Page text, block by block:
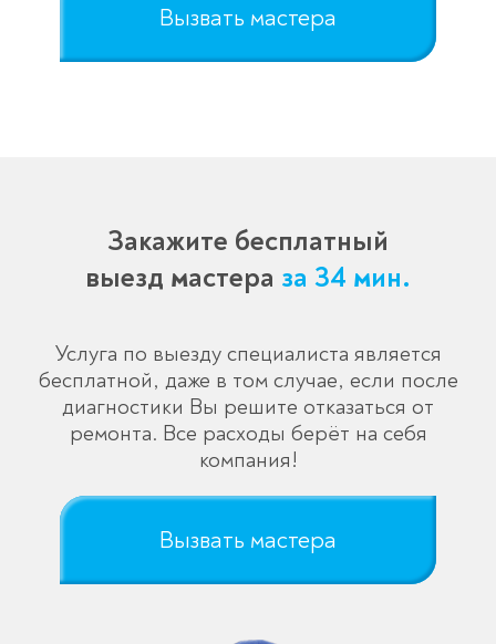
Вызвать мастера
Закажите бесплатный
выезд мастера за 34 мин.
Услуга по выезду специалиста является
бесплатной, даже в том случае, если после
диагностики Вы решите отказаться от
ремонта. Все расходы берёт на себя
компания!
Вызвать мастера